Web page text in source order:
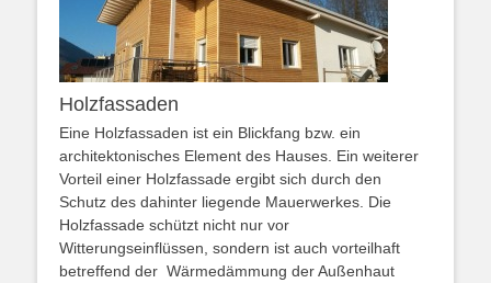
Holzfassaden
Eine Holzfassaden ist ein Blickfang bzw. ein
architektonisches Element des Hauses. Ein weiterer
Vorteil einer Holzfassade ergibt sich durch den
Schutz des dahinter liegende Mauerwerkes. Die
Holzfassade schützt nicht nur vor
Witterungseinflüssen, sondern ist auch vorteilhaft
betreffend der Wärmedämmung der Außenhaut